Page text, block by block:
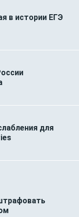
в истории ЕГЭ
для